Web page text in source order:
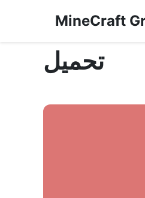
MineCraft
تحميل